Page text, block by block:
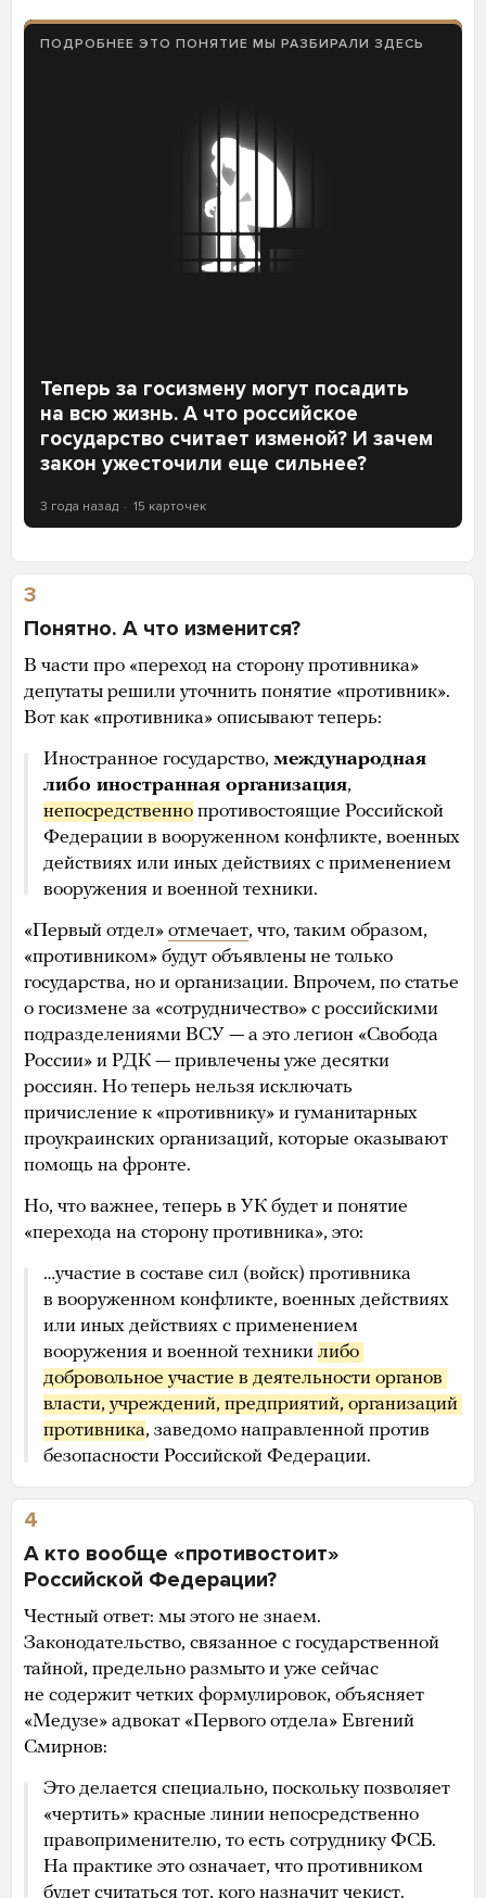
ПОДРОБНЕЕ ЭТО ПОНЯТИЕ МЫ РАЗБИРАЛИ ЗДЕСЬ
Теперь за госизмену могут посадить
на всю жизнь. А что российское
государство считает изменой? И зачем
закон ужесточили еще сильнее?
3 года назад 15 карточек
3
Понятно. А что изменится?
В части про «переход на сторону противника»
депутаты решили уточнить понятие «противник».
Вот как «противника» описывают теперь:
Иностранное государство, международная
либо иностранная организация,
непосредственно противостоящие Российской
Федерации в вооруженном конфликте, военных
действиях или иных действиях с применением
вооружения и военной техники.
«Первый отдел» отмечает, что, таким образом,
«противником» будут объявлены не только
государства, но и организации. Впрочем, по статье
о госизмене за «сотрудничество» с российскими
подразделениями ВСУ — а это легион «Свобода
России» и РДК — привлечены уже десятки
россиян. Но теперь нельзя исключать
причисление к «противнику» и гуманитарных
проукраинских организаций, которые оказывают
помощь на фронте.
Но, что важнее, теперь в УК будет и понятие
«перехода на сторону противника», это:
…участие в составе сил (войск) противника
в вооруженном конфликте, военных действиях
или иных действиях с применением
вооружения и военной техники либо
добровольное участие в деятельности органов
власти, учреждений, предприятий, организаций
противника, заведомо направленной против
безопасности Российской Федерации.
4
А кто вообще «противостоит»
Российской Федерации?
Честный ответ: мы этого не знаем.
Законодательство, связанное с государственной
тайной, предельно размыто и уже сейчас
не содержит четких формулировок, объясняет
«Медузе» адвокат «Первого отдела» Евгений
Смирнов:
Это делается специально, поскольку позволяет
«чертить» красные линии непосредственно
правоприменителю, то есть сотруднику ФСБ.
На практике это означает, что противником
будет считаться тот, кого назначит чекист.